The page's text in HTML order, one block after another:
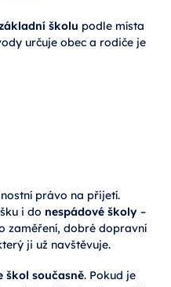
školu podle místa
určuje obec a rodiče je
právo na přijetí.
i do nespádové školy –
zaměření, dobré dopravní
ji už navštěvuje.
škol současně. Pokud je